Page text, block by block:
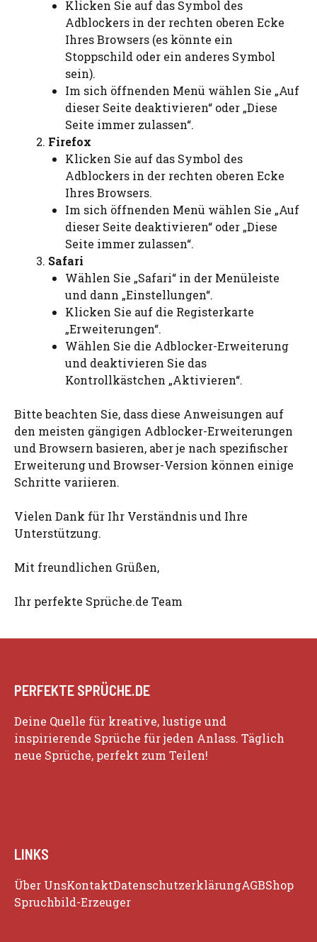
Klicken Sie auf das Symbol des
Adblockers in der rechten oberen Ecke
Ihres Browsers (es könnte ein
Stoppschild oder ein anderes Symbol
sein).
Im sich öffnenden Menü wählen Sie „Auf
dieser Seite deaktivieren“ oder „Diese
Seite immer zulassen“.
Firefox
Klicken Sie auf das Symbol des
Adblockers in der rechten oberen Ecke
Ihres Browsers.
Im sich öffnenden Menü wählen Sie „Auf
dieser Seite deaktivieren“ oder „Diese
Seite immer zulassen“.
Safari
Wählen Sie „Safari“ in der Menüleiste
und dann „Einstellungen“.
Klicken Sie auf die Registerkarte
„Erweiterungen“.
Wählen Sie die Adblocker-Erweiterung
und deaktivieren Sie das
Kontrollkästchen „Aktivieren“.
Bitte beachten Sie, dass diese Anweisungen auf
den meisten gängigen Adblocker-Erweiterungen
und Browsern basieren, aber je nach spezifischer
Erweiterung und Browser-Version können einige
Schritte variieren.
Vielen Dank für Ihr Verständnis und Ihre
Unterstützung.
Mit freundlichen Grüßen,
Ihr perfekte Sprüche.de Team
PERFEKTE SPRÜCHE.DE
Deine Quelle für kreative, lustige und
inspirierende Sprüche für jeden Anlass. Täglich
neue Sprüche, perfekt zum Teilen!
LINKS
Über UnsKontaktDatenschutzerklärungAGBShop
Spruchbild-Erzeuger